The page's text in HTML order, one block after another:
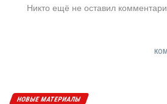
Никто ещё не оставил
НОВЫЕ МАТЕРИАЛЫ